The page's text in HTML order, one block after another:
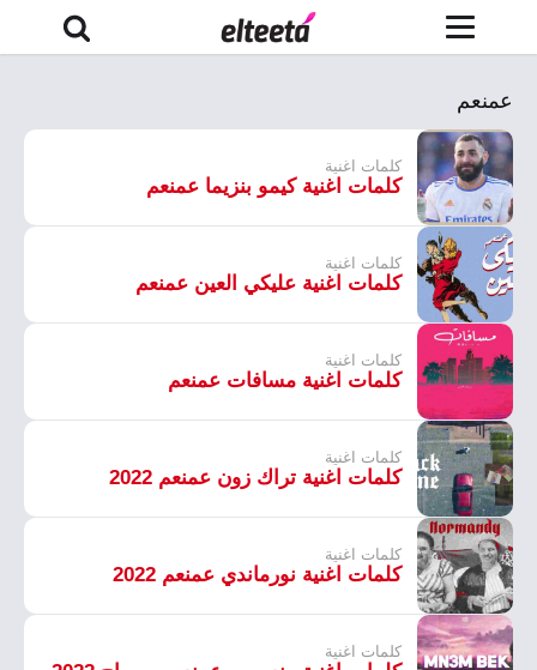
عمنعم
كلمات اغنية
كلمات اغنية كيمو بنزيما عمنعم
كلمات اغنية
كلمات اغنية عليكي العين عمنعم
كلمات اغنية
كلمات اغنية مسافات عمنعم
كلمات اغنية
كلمات اغنية تراك زون عمنعم 2022
كلمات اغنية
كلمات اغنية نورماندي عمنعم 2022
كلمات اغنية